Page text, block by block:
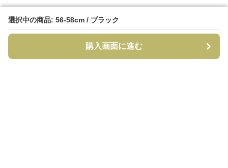
選択中の商品: 56-58cm / ブラック
購入画面に進む
選択中の商品: 56-58cm / ブラック
購入画面に進む